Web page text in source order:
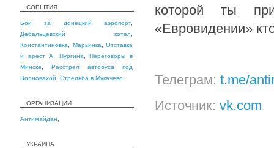
СОБЫТИЯ
Бои за донецкий аэропорт,
Дебальцевский котел
Константиновка
Марьинка
Отставка
и арест А. Пургина ,Переговоры в
Минске
Расстрел автобуса под
Волновахой
Стрельба в Мукачево
ОРГАНИЗАЦИИ
Антимайдан
УКРАИНА
которой ты
«Евровидении»
Телеграм: t.me/
Источник: vk.com